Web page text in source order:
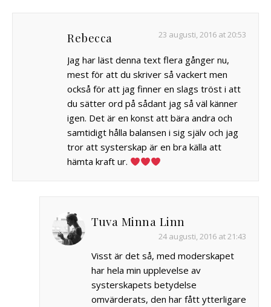
Rebecca 23 augusti, 2016 at 20:53
Jag har läst denna text flera gånger nu,
mest för att du skriver så vackert men
också för att jag finner en slags tröst i att
du sätter ord på sådant jag så väl känner
igen. Det är en konst att bära andra och
samtidigt hålla balansen i sig själv och jag
tror att systerskap är en bra källa att
hämta kraft ur.
Tuva Minna Linn
24 augusti, 2016 at 21:43
Visst är det så, med moderskapet
har hela min upplevelse av
systerskapets betydelse
omvärderats, den har fått ytterligare